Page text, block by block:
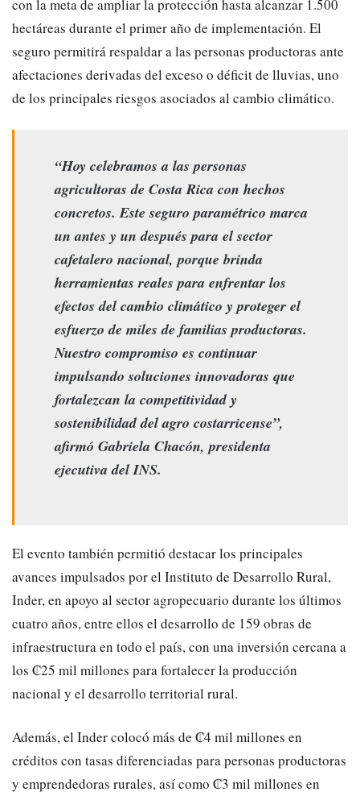
con la meta de ampliar la protección hasta alcanzar 1.500
hectáreas durante el primer año de implementación. El
seguro permitirá respaldar a las personas productoras ante
afectaciones derivadas del exceso o déficit de lluvias, uno
de los principales riesgos asociados al cambio climático.
“Hoy celebramos a las personas
agricultoras de Costa Rica con hechos
concretos. Este seguro paramétrico marca
un antes y un después para el sector
cafetalero nacional, porque brinda
herramientas reales para enfrentar los
efectos del cambio climático y proteger el
esfuerzo de miles de familias productoras.
Nuestro compromiso es continuar
impulsando soluciones innovadoras que
fortalezcan la competitividad y
sostenibilidad del agro costarricense”,
afirmó Gabriela Chacón, presidenta
ejecutiva del INS.
El evento también permitió destacar los principales
avances impulsados por el Instituto de Desarrollo Rural,
Inder, en apoyo al sector agropecuario durante los últimos
cuatro años, entre ellos el desarrollo de 159 obras de
infraestructura en todo el país, con una inversión cercana a
los ₡25 mil millones para fortalecer la producción
nacional y el desarrollo territorial rural.
Además, el Inder colocó más de ₡4 mil millones en
créditos con tasas diferenciadas para personas productoras
y emprendedoras rurales, así como ₡3 mil millones en